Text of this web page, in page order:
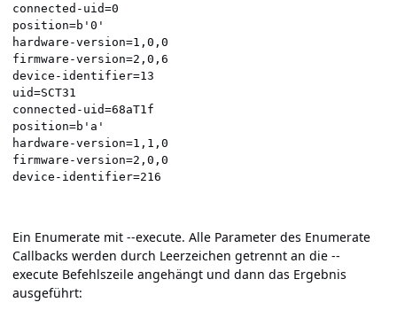
connected-uid=0
position=b'0'
hardware-version=1,0,0
firmware-version=2,0,6
device-identifier=13
uid=SCT31
connected-uid=68aT1f
position=b'a'
hardware-version=1,1,0
firmware-version=2,0,0
device-identifier=216
Ein Enumerate mit --execute. Alle Parameter des Enumerate
Callbacks werden durch Leerzeichen getrennt an die --
execute Befehlszeile angehängt und dann das Ergebnis
ausgeführt: